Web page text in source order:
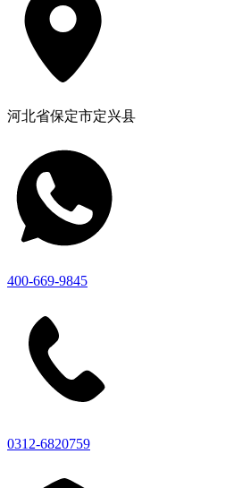
河北省保定市定兴县
400-669-9845
0312-6820759